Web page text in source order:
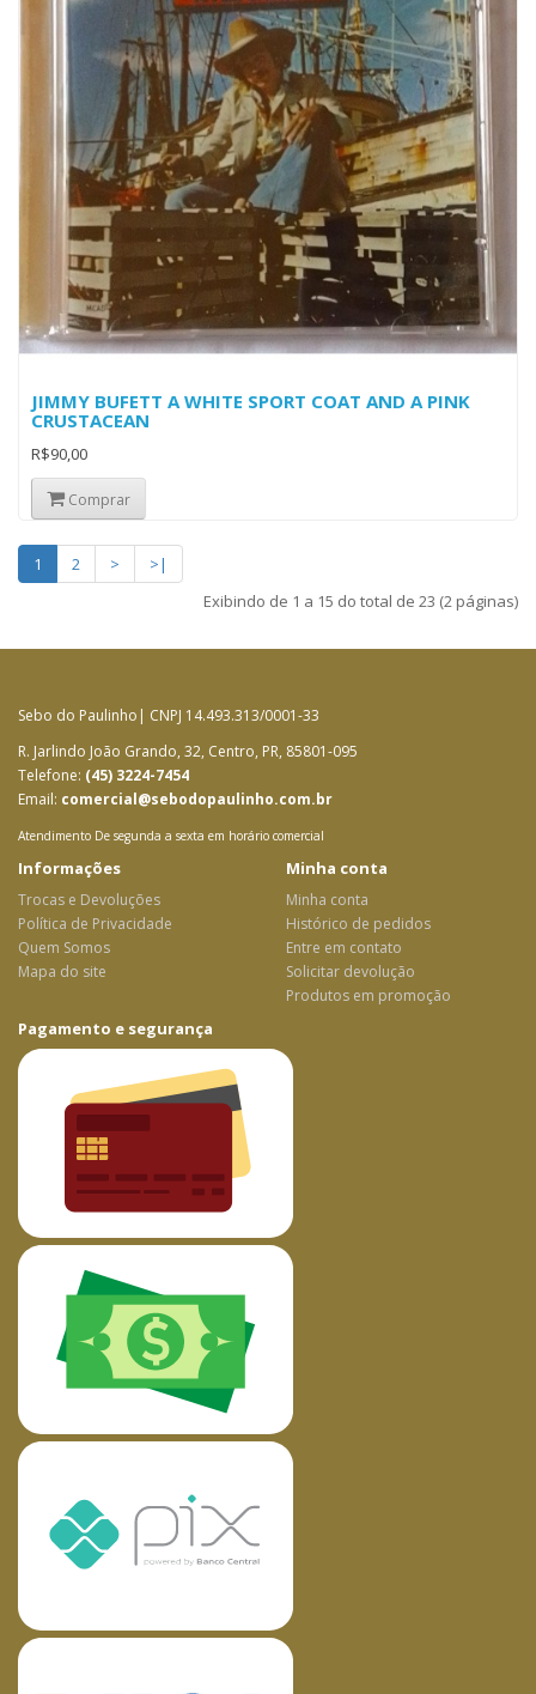
JIMMY BUFETT A WHITE SPORT COAT AND A PINK
CRUSTACEAN
R$90,00
Comprar
1 2 >
>|
Exibindo de 1 a 15 do total de 23 (2 páginas)
Sebo do Paulinho| CNPJ 14.493.313/0001-33
R. Jarlindo João Grando, 32, Centro, PR, 85801-095
Telefone: (45) 3224-7454
Email: comercial@sebodopaulinho.com.br
Atendimento De segunda a sexta em horário comercial
Informações
Trocas e Devoluções
Política de Privacidade
Quem Somos
Mapa do site
Minha conta
Minha conta
Histórico de pedidos
Entre em contato
Solicitar devolução
Produtos em promoção
Pagamento e segurança